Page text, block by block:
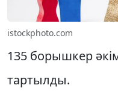
istockphoto.com
135 борышкер
тартылды.